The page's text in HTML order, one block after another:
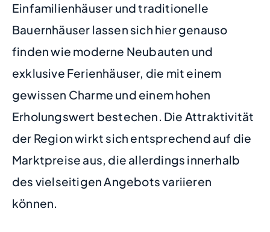
Einfamilienhäuser und traditionelle
Bauernhäuser lassen sich hier genauso
finden wie moderne Neubauten und
exklusive Ferienhäuser, die mit einem
gewissen Charme und einem hohen
Erholungswert bestechen. Die Attraktivität
der Region wirkt sich entsprechend auf die
Marktpreise aus, die allerdings innerhalb
des vielseitigen Angebots variieren
können.